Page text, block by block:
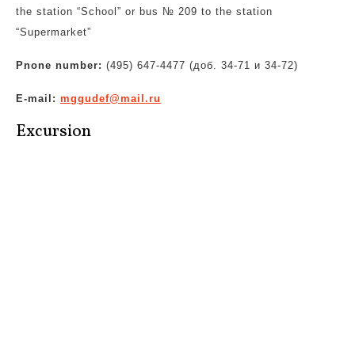
the station “School” or bus № 209 to the station
“Supermarket”
Pnone number: (495) 647-4477 (доб. 34-71 и 34-72)
E-mail: mggudef@mail.ru
Excursion